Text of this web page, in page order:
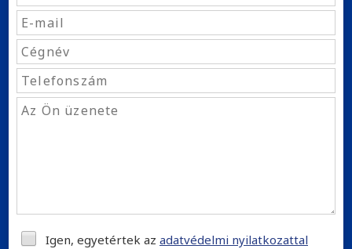
Igen, egyetértek az adatvédelmi nyilatkozattal